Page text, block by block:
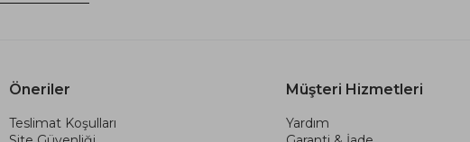
Öneriler
Teslimat Koşulları
Müşteri Hizmetleri
Yardım